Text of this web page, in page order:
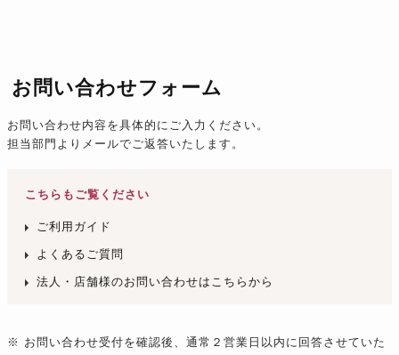
お問い合わせフォーム
お問い合わせ内容を具体的にご入力ください。
担当部門よりメールでご返答いたします。
こちらもご覧ください
ご利用ガイド
よくあるご質問
法人・店舗様のお問い合わせはこちらから
※ お問い合わせ受付を確認後、通常２営業日以内に回答させていた